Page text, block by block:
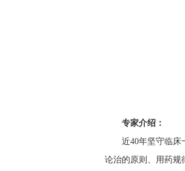
专家介绍：
近40年坚守临床
论治的原则、用药规